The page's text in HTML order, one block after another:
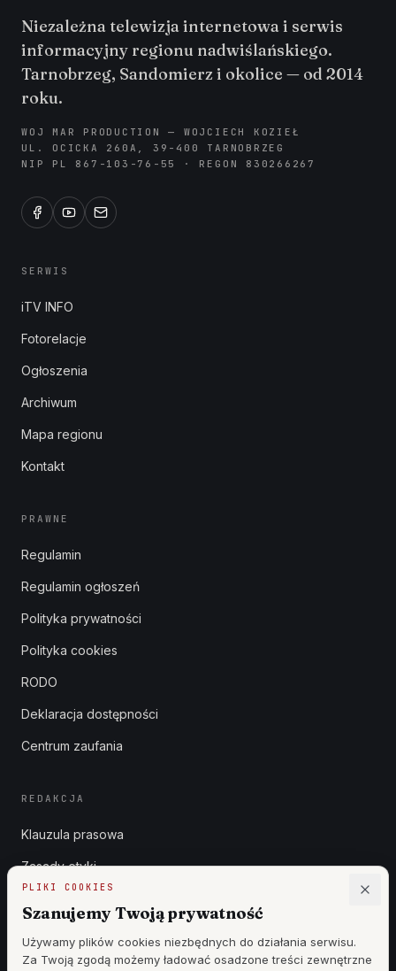
PLIKI COOKIES
Szanujemy Twoją prywatność
Używamy plików cookies niezbędnych do działania serwisu.
Za Twoją zgodą możemy ładować osadzone treści zewnętrzne
Niezależna telewizja internetowa i serwis
informacyjny regionu nadwiślańskiego.
Tarnobrzeg, Sandomierz i okolice — od 2014
roku.
WOJ MAR PRODUCTION — WOJCIECH KOZIEŁ
UL. OCICKA 260A, 39-400 TARNOBRZEG
NIP PL 867-103-76-55 · REGON 830266267
SERWIS
iTV INFO
Fotorelacje
Ogłoszenia
Archiwum
Mapa regionu
Kontakt
PRAWNE
Regulamin
Regulamin ogłoszeń
Polityka prywatności
Polityka cookies
RODO
Deklaracja dostępności
Centrum zaufania
REDAKCJA
Klauzula prasowa
Zasady etyki
Cennik